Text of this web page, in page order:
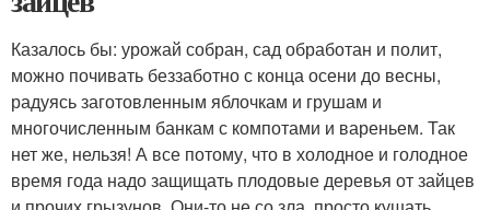
Казалось бы: урожай собран, сад обработан и полит,
можно почивать беззаботно с конца осени до весны,
радуясь заготовленным яблочкам и грушам и
многочисленным банкам с компотами и вареньем. Так
нет же, нельзя! А все потому, что в холодное и голодное
время года надо защищать плодовые деревья от зайцев